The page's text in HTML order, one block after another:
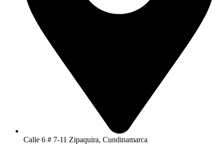
Calle 6 # 7-11 Zipaquira, Cundinamarca